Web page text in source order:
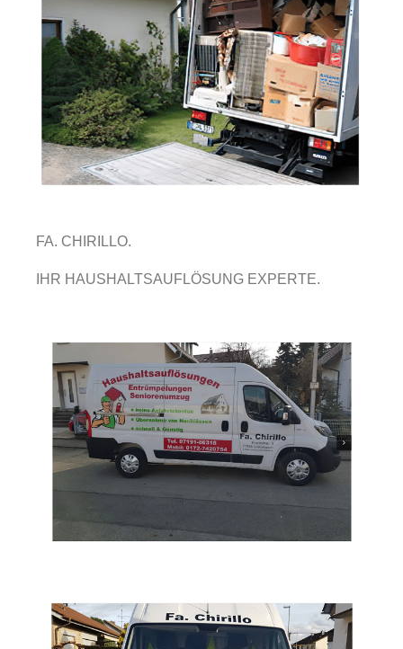
FA. CHIRILLO.
IHR HAUSHALTSAUFLÖSUNG EXPERTE.